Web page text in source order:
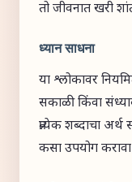
तो जीवनात खरी
ध्यान साधना
या श्लोकावर
सकाळी किंवा
प्रत्येक शब्दाचा
कसा उपयोग करावा